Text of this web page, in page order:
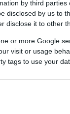
by third parties
disclosed by us to
disclose it to other
or more Google
visit or usage
tags to use your